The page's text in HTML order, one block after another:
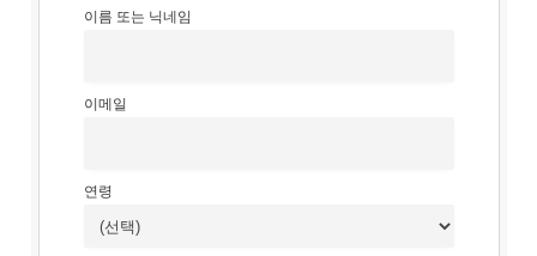
이름 또는 닉네임
이메일
연령